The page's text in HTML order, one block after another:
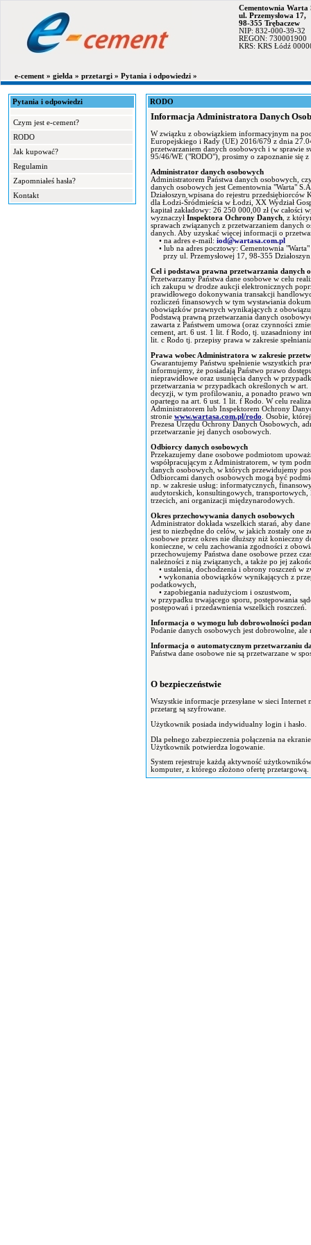
Cementownia Warta
ul. Przemysłowa 17,
98-355 Trębaczew
NIP: 832-000-39-32
REGON: 730001900
KRS: KRS Łódź
e-cement » giełda » przetargi » Pytania i odpowiedzi »
Pytania i odpowiedzi
Czym jest e-cement?
RODO
Jak kupować?
Regulamin
Zapomniałeś hasła?
Kontakt
RODO
Informacja Administratora Danych
W związku z obowiązkiem informacyjnym na
Europejskiego i Rady (UE) 2016/679 z dnia
przetwarzaniem danych osobowych i w sprawie
95/46/WE ("RODO"), prosimy o zapoznanie się
Administrator danych osobowych
Administratorem Państwa danych osobowych,
danych osobowych jest Cementownia "Warta"
Działoszyn wpisana do rejestru przedsiębiorców
dla Łodzi-Śródmieścia w Łodzi, XX Wydział
kapitał zakładowy: 26 250 000,00 zł (w
wyznaczył Inspektora Ochrony Danych , z
sprawach związanych z przetwarzaniem danych
danych. Aby uzyskać więcej informacji o
• na adres e-mail: iod@wartasa.com.pl
• lub na adres pocztowy: Cementownia
przy ul. Przemysłowej 17, 98-355
Cel i podstawa prawna przetwarzania danych
Przetwarzamy Państwa dane osobowe w celu
ich zakupu w drodze aukcji elektronicznych
prawidłowego dokonywania transakcji
rozliczeń finansowych w tym wystawiania
obowiązków prawnych wynikających z
Podstawą prawną przetwarzania danych
zawarta z Państwem umowa (oraz czynności
cement, art. 6 ust. 1 lit. f Rodo, tj. uzasadniony
lit. c Rodo tj. przepisy prawa w zakresie
Prawa wobec Administratora w zakresie
Gwarantujemy Państwu spełnienie wszystkich
informujemy, że posiadają Państwo prawo
nieprawidłowe oraz usunięcia danych w
przetwarzania w przypadkach określonych w
decyzji, w tym profilowaniu, a ponadto prawo
opartego na art. 6 ust. 1 lit. f Rodo. W celu
Administratorem lub Inspektorem Ochrony
stronie www.wartasa.com.pl/rodo . Osobie,
Prezesa Urzędu Ochrony Danych Osobowych,
przetwarzanie jej danych osobowych.
Odbiorcy danych osobowych
Przekazujemy dane osobowe podmiotom
współpracującym z Administratorem, w tym
danych osobowych, w których przewidujemy
Odbiorcami danych osobowych mogą być
np. w zakresie usług: informatycznych,
audytorskich, konsultingowych,
trzecich, ani organizacji międzynarodowych.
Okres przechowywania danych osobowych
Administrator dokłada wszelkich starań, aby
jest to niezbędne do celów, w jakich zostały one
osobowe przez okres nie dłuższy niż konieczny
konieczne, w celu zachowania zgodności z
przechowujemy Państwa dane osobowe przez
należności z nią związanych, a także po jej
• ustalenia, dochodzenia i obrony roszczeń w
• wykonania obowiązków wynikających z
podatkowych,
• zapobiegania nadużyciom i oszustwom,
w przypadku trwającego sporu, postępowania
postępowań i przedawnienia wszelkich roszczeń.
Informacja o wymogu lub dobrowolności
Podanie danych osobowych jest dobrowolne,
Informacja o automatycznym przetwarzaniu
Państwa dane osobowe nie są przetwarzane w
O bezpieczeństwie
Wszystkie informacje przesyłane w sieci
przetarg są szyfrowane.
Użytkownik posiada indywidualny login i hasło.
Dla pełnego zabezpieczenia połączenia na
Użytkownik potwierdza logowanie.
System rejestruje każdą aktywność
komputer, z którego złożono ofertę przetargową.